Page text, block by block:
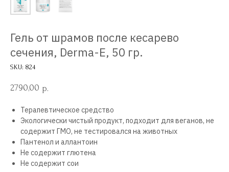
Гель от шрамов после кесарево
сечения, Derma-E, 50 гр.
SKU: 824
2790,00 р.
Терапевтическое средство
Экологически чистый продукт, подходит для веганов, не
содержит ГМО, не тестировался на животных
Пантенол и аллантоин
Не содержит глютена
Не содержит сои